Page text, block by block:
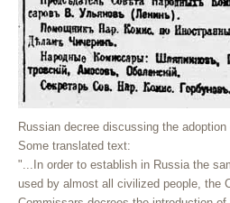
Russian decree discussing the adoption
Some translated text:
"...In order to establish in Russia the
used by almost all civilized people, the